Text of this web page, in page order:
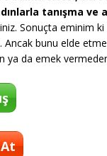
tanışma ve
Sonuçta eminim
bunu elde
ya da emek